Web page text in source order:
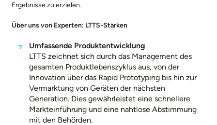
Ergebnisse zu erzielen.
Über uns von Experten: LTTS-Stärken
Umfassende Produktentwicklung
LTTS zeichnet sich durch das Management des
gesamten Produktlebenszyklus aus, von der
Innovation über das Rapid Prototyping bis hin zur
Vermarktung von Geräten der nächsten
Generation. Dies gewährleistet eine schnellere
Markteinführung und eine nahtlose Abstimmung
mit den Behörden.